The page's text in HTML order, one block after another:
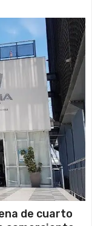
de cuarto